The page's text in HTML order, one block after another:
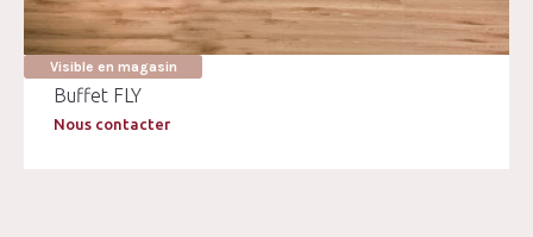
Visible en magasin
Buffet FLY
Nous contacter